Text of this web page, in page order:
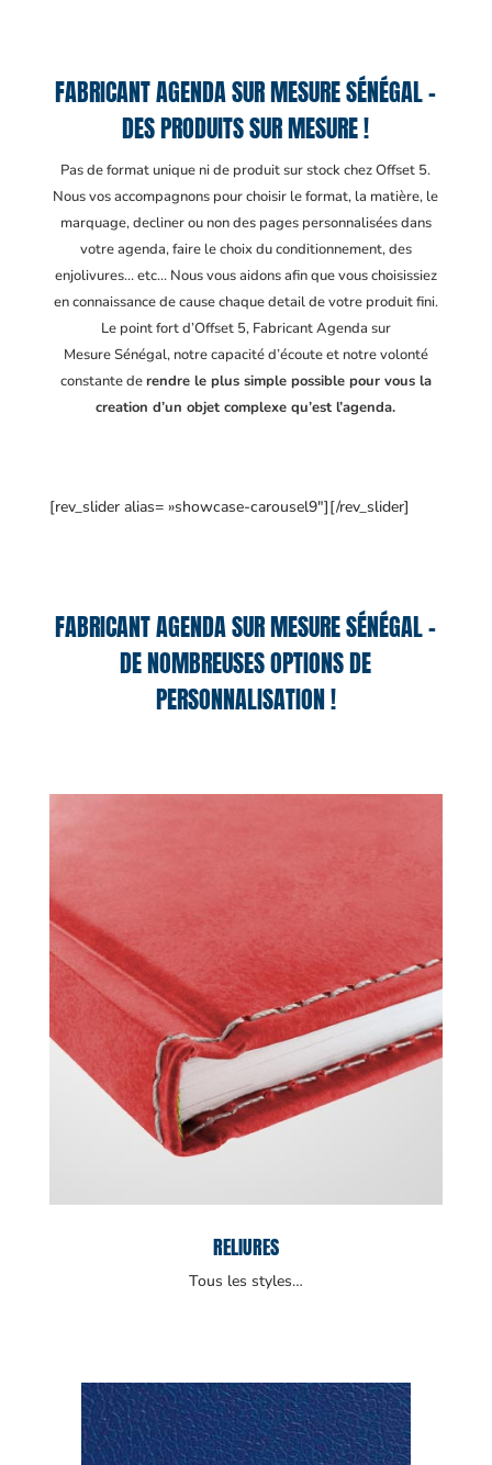
FABRICANT AGENDA SUR MESURE SÉNÉGAL –
DES PRODUITS SUR MESURE !
Pas de format unique ni de produit sur stock chez Offset 5.
Nous vos accompagnons pour choisir le format, la matière, le
marquage, decliner ou non des pages personnalisées dans
votre agenda, faire le choix du conditionnement, des
enjolivures… etc… Nous vous aidons afin que vous choisissiez
en connaissance de cause chaque detail de votre produit fini.
Le point fort d’Offset 5, Fabricant Agenda sur
Mesure Sénégal, notre capacité d’écoute et notre volonté
constante derendre le plus simple possible pour vous la
creation d’un objet complexe qu’est l’agenda.
[rev_slider alias= »showcase-carousel9″][/rev_slider]
FABRICANT AGENDA SUR MESURE SÉNÉGAL –
DE NOMBREUSES OPTIONS DE
PERSONNALISATION !
RELIURES
Tous les styles…